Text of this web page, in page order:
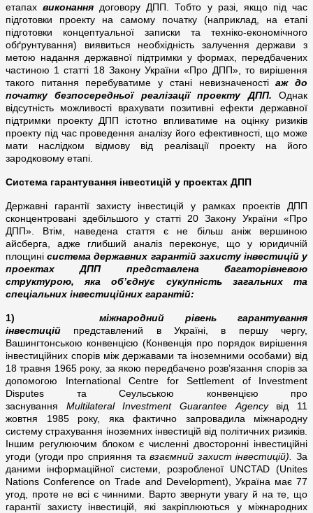
етапахвиконання договору ДПП. Тобто у разі, якщо під час
підготовки проекту на самому початку (наприклад, на етапі
підготовки концептуальної записки та техніко-економічного
обґрунтування) виявиться необхідність залучення держави з
метою надання державної підтримки у формах, передбачених
частиною 1 статті 18 Закону України «Про ДПП», то вирішення
такого питання перебуватиме у стані невизначеностіаж до
початку безпосередньої реалізації проекту ДПП. Однак
відсутність можливості врахувати позитивні ефекти державної
підтримки проекту ДПП істотно впливатиме на оцінку ризиків
проекту під час проведення аналізу його ефективності, що може
мати наслідком відмову від реалізації проекту на його
зародковому етапі.
Система гарантування інвестицій у проектах ДПП
Державні гарантії захисту інвестицій у рамках проектів ДПП
сконцентровані здебільшого у статті 20 Закону України «Про
ДПП». Втім, наведена стаття є не більш аніж вершиною
айсберга, адже глибший аналіз переконує, що у юридичній
площинісистема державних гарантій захисту інвестицій у
проектах ДПП представлена багаторівневою
структурою, яка об’єднує сукупність загальних та
спеціальних інвестиційних гарантій:
1) міжнародний рівень гарантування
інвестицій представлений в Україні, в першу чергу,
Вашингтонською конвенцією (Конвенція про порядок вирішення
інвестиційних спорів між державами та іноземними особами) від
18 травня 1965 року, за якою передбачено розв’язання спорів за
допомогою International Centre for Settlement of Investment
Disputes та Сеульською конвенцією про
заснування Multilateral Investment Guarantee Agencyвід 11
жовтня 1985 року, яка фактично запровадила міжнародну
систему страхування іноземних інвестицій від політичних ризиків.
Іншим регулюючим блоком є численні двосторонні інвестиційні
угоди (угоди про сприяння тавзаємний захист інвестицій).
За
даними інформаційної системи, розробленої UNCTAD (Unites
Nations Conference on Trade and Development), Україна має 77
угод, проте не всі є чинними. Варто звернути увагу й на те, що
гарантії захисту інвестицій, які закріплюються у міжнародних